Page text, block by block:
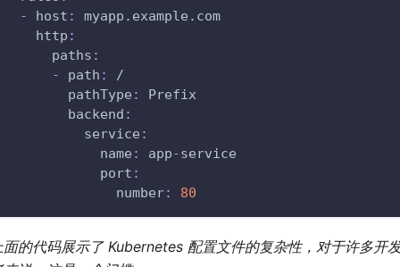
-
host :
myapp.example.com
http :
paths :
-
path :
/
pathType :
Prefix
backend :
service :
name : app-service
port :
number: 80
面的代码展示了 Kubernetes 配置文件的复杂性，对于许多开